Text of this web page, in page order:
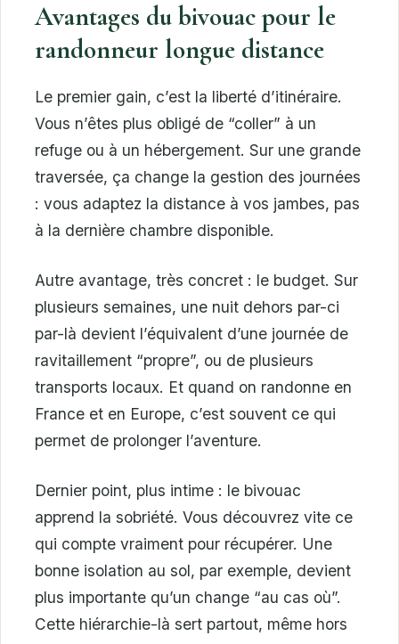
Avantages du bivouac pour le
randonneur longue distance
Le premier gain, c’est la liberté d’itinéraire.
Vous n’êtes plus obligé de “coller” à un
refuge ou à un hébergement. Sur une grande
traversée, ça change la gestion des journées
: vous adaptez la distance à vos jambes, pas
à la dernière chambre disponible.
Autre avantage, très concret : le budget. Sur
plusieurs semaines, une nuit dehors par-ci
par-là devient l’équivalent d’une journée de
ravitaillement “propre”, ou de plusieurs
transports locaux. Et quand on randonne en
France et en Europe, c’est souvent ce qui
permet de prolonger l’aventure.
Dernier point, plus intime : le bivouac
apprend la sobriété. Vous découvrez vite ce
qui compte vraiment pour récupérer. Une
bonne isolation au sol, par exemple, devient
plus importante qu’un change “au cas où”.
Cette hiérarchie-là sert partout, même hors